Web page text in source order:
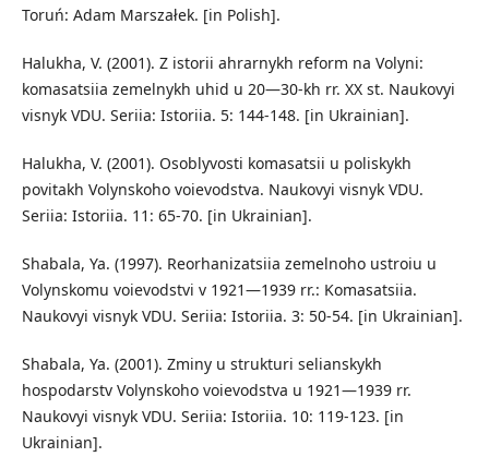
Toruń: Adam Marszałek. [in Polish].
Halukha, V. (2001). Z istorii ahrarnykh reform na Volyni:
komasatsiia zemelnykh uhid u 20—30-kh rr. XX st. Naukovyi
visnyk VDU. Seriia: Istoriia. 5: 144-148. [in Ukrainian].
Halukha, V. (2001). Osoblyvosti komasatsii u poliskykh
povitakh Volynskoho voievodstva. Naukovyi visnyk VDU.
Seriia: Istoriia. 11: 65-70. [in Ukrainian].
Shabala, Ya. (1997). Reorhanizatsiia zemelnoho ustroiu u
Volynskomu voievodstvi v 1921—1939 rr.: Komasatsiia.
Naukovyi visnyk VDU. Seriia: Istoriia. 3: 50-54. [in Ukrainian].
Shabala, Ya. (2001). Zminy u strukturi selianskykh
hospodarstv Volynskoho voievodstva u 1921—1939 rr.
Naukovyi visnyk VDU. Seriia: Istoriia. 10: 119-123. [in
Ukrainian].